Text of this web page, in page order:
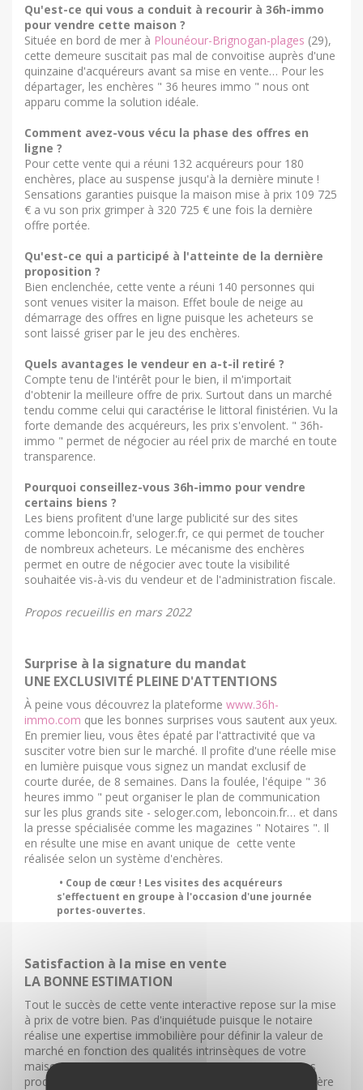
Qu'est-ce qui vous a conduit à recourir à 36h-immo
pour vendre cette maison ?
Située en bord de mer à Plounéour-Brignogan-plages (29),
cette demeure suscitait pas mal de convoitise auprès d'une
quinzaine d'acquéreurs avant sa mise en vente… Pour les
départager, les enchères " 36 heures immo " nous ont
apparu comme la solution idéale.
Comment avez-vous vécu la phase des offres en
ligne ?
Pour cette vente qui a réuni 132 acquéreurs pour 180
enchères, place au suspense jusqu'à la dernière minute !
Sensations garanties puisque la maison mise à prix 109 725
€ a vu son prix grimper à 320 725 € une fois la dernière
offre portée.
Qu'est-ce qui a participé à l'atteinte de la dernière
proposition ?
Bien enclenchée, cette vente a réuni 140 personnes qui
sont venues visiter la maison. Effet boule de neige au
démarrage des offres en ligne puisque les acheteurs se
sont laissé griser par le jeu des enchères.
Quels avantages le vendeur en a-t-il retiré ?
Compte tenu de l'intérêt pour le bien, il m'importait
d'obtenir la meilleure offre de prix. Surtout dans un marché
tendu comme celui qui caractérise le littoral finistérien. Vu la
forte demande des acquéreurs, les prix s'envolent. " 36h-
immo " permet de négocier au réel prix de marché en toute
transparence.
Pourquoi conseillez-vous 36h-immo pour vendre
certains biens ?
Les biens profitent d'une large publicité sur des sites
comme leboncoin.fr, seloger.fr, ce qui permet de toucher
de nombreux acheteurs. Le mécanisme des enchères
permet en outre de négocier avec toute la visibilité
souhaitée vis-à-vis du vendeur et de l'administration fiscale.
Propos recueillis en mars 2022
Surprise à la signature du mandat
UNE EXCLUSIVITÉ PLEINE D'ATTENTIONS
À peine vous découvrez la plateforme www.36h-
immo.com que les bonnes surprises vous sautent aux yeux.
En premier lieu, vous êtes épaté par l'attractivité que va
susciter votre bien sur le marché. Il profite d'une réelle mise
en lumière puisque vous signez un mandat exclusif de
courte durée, de 8 semaines. Dans la foulée, l'équipe " 36
heures immo " peut organiser le plan de communication
sur les plus grands site - seloger.com, leboncoin.fr… et dans
la presse spécialisée comme les magazines " Notaires ". Il
en résulte une mise en avant unique de cette vente
réalisée selon un système d'enchères.
• Coup de cœur ! Les visites des acquéreurs
s'effectuent en groupe à l'occasion d'une journée
portes-ouvertes.
Satisfaction à la mise en vente
LA BONNE ESTIMATION
Tout le succès de cette vente interactive repose sur la mise
à prix de votre bien. Pas d'inquiétude puisque le notaire
réalise une expertise immobilière pour définir la valeur de
marché en fonction des qualités intrinsèques de votre
maison ou appartement et par comparaison aux autres
produits vendus dans le quartier. Reste à fixer la " première